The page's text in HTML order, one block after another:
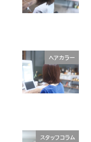
ヘアカラー
スタッフコラム